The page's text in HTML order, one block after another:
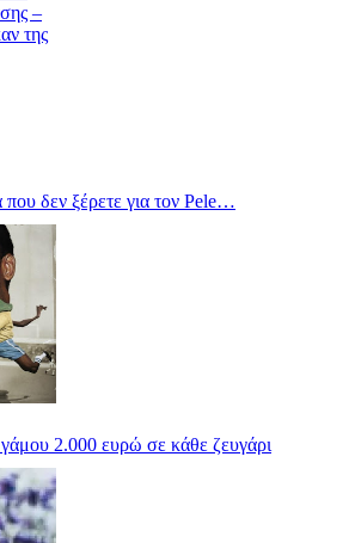
δεν ξέρετε για τον Pele…
2.000 ευρώ σε κάθε ζευγάρι